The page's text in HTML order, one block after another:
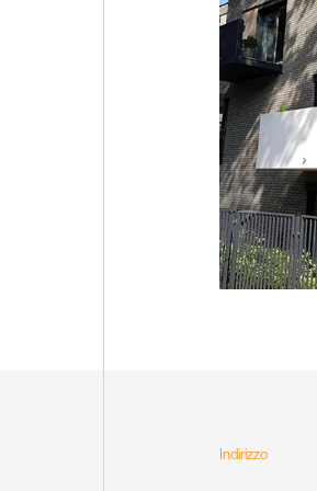
Indirizzo